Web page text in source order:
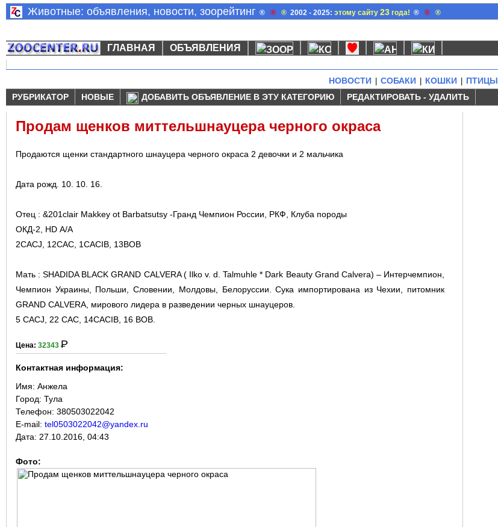
Животные: объявления, новости, зоорейтинг ® ® ® 2002 - 2025:этому сайту23 года! ® ® ®
ГЛАВНАЯ ОБЪЯВЛЕНИЯ
НОВОСТИ СОБАКИ КОШКИ ПТИЦЫ
РУБРИКАТОР
НОВЫЕ ДОБАВИТЬ ОБЪЯВЛЕНИЕ В ЭТУ КАТЕГОРИЮ РЕДАКТИРОВАТЬ - УДАЛИТЬ
Продам щенков миттельшнауцера черного окраса
Продаются щенки стандартного шнауцера черного окраса 2 девочки и 2 мальчика
Дата рожд. 10. 10. 16.
Отец : &201clair Makkey ot Barbatsutsy -Гранд Чемпион России, РКФ, Клуба породы
ОКД-2, НD А/А
2CACJ, 12CAC, 1CACIB, 13BOB
Мать : SHADIDA BLACK GRAND CALVERA ( Ilko v. d. Talmuhle * Dark Beauty Grand Calvera) – Интерчемпион,
Чемпион Украины, Польши, Словении, Молдовы, Белоруссии. Сука импортирована из Чехии, питомник
GRAND CALVERA, мирового лидера в разведении черных шнауцеров.
5 CACJ, 22 CAC, 14CACIB, 16 BOB.
Цена: 32343 Р
Контактная информация:
Имя: Анжела
Город: Тула
Телефон: 380503022042
E-mail: tel0503022042@yandex.ru
Дата: 27.10.2016, 04:43
Фото: